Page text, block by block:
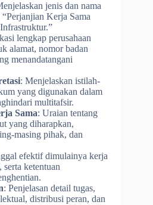
jenis dan nama
Kerja Sama
lengkap perusahaan
alamat, nomor badan
menandatangani
: Menjelaskan istilah-
yang digunakan dalam
multitafsir.
Sama: Uraian tentang
yang diharapkan,
masing pihak, dan
efektif dimulainya kerja
serta ketentuan
: Penjelasan detail tugas,
distribusi peran, dan